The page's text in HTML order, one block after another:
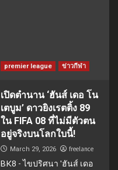
premier league ข่าวกีฬา
เปิดตำนาน ‘ฮันส์ เดอ โน
เตบูม’ ดาวยิงเรตติ้ง 89
ใน FIFA 08 ที่ไม่มีตัวตน
อยู่จริงบนโลกใบนี้!
March 29, 2026 freelance
BK8 - ไขปริศนา 'ฮันส์ เดอ